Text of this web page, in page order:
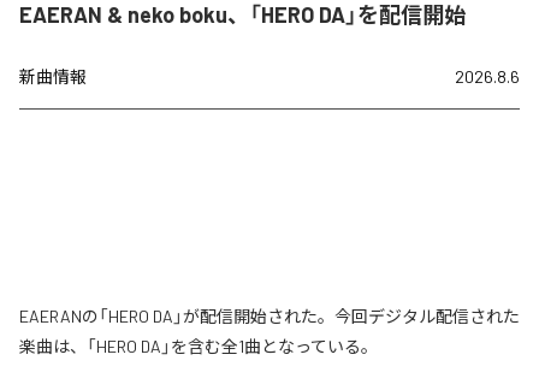
EAERAN & neko boku、「HERO DA」を配信開始
新曲情報 2026.8.6
EAERANの「HERO DA」が配信開始された。今回デジタル配信された
楽曲は、「HERO DA」を含む全1曲となっている。